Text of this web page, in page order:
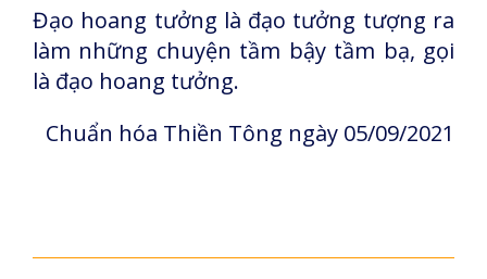
Đạo hoang tưởng là đạo tưởng tượng ra
làm những chuyện tầm bậy tầm bạ, gọi
là đạo hoang tưởng.
Chuẩn hóa Thiền Tông ngày 05/09/2021